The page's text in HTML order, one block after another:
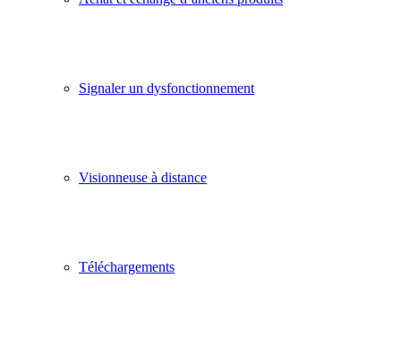
Signaler un dysfonctionnement
Visionneuse à distance
Téléchargements